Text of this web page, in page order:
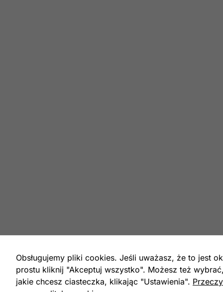
Obsługujemy pliki cookies. Jeśli uważasz, że to jest
prostu kliknij "Akceptuj wszystko". Możesz też
jakie chcesz ciasteczka, klikając "Ustawienia".